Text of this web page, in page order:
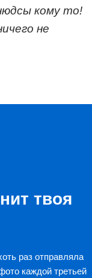
кому то!
не
твоя
раз отправляла
каждой третьей